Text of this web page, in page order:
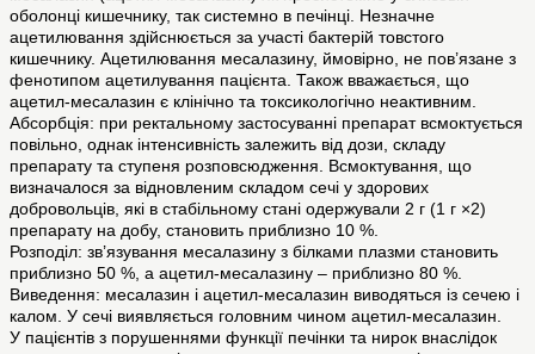
оболонці кишечнику, так системно в печінці. Незначне
ацетилювання здійснюється за участі бактерій товстого
кишечнику. Ацетилювання месалазину, ймовірно, не пов’язане з
фенотипом ацетилування пацієнта. Також вважається, що
ацетил-месалазин є клінічно та токсикологічно неактивним.
Абсорбція: при ректальному застосуванні препарат всмоктується
повільно, однак інтенсивність залежить від дози, складу
препарату та ступеня розповсюдження. Всмоктування, що
визначалося за відновленим складом сечі у здорових
добровольців, які в стабільному стані одержували 2 г (1 г ×2)
препарату на добу, становить приблизно 10 %.
Розподіл: зв’язування месалазину з білками плазми становить
приблизно 50 %, а ацетил-месалазину – приблизно 80 %.
Виведення: месалазин і ацетил-месалазин виводяться із сечею і
калом. У сечі виявляється головним чином ацетил-месалазин.
У пацієнтів з порушеннями функції печінки та нирок внаслідок